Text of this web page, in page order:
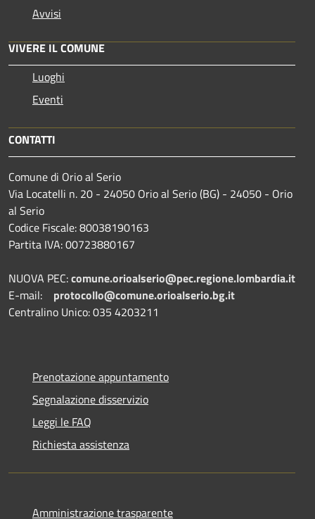
Avvisi
VIVERE IL COMUNE
Luoghi
Eventi
CONTATTI
Comune di Orio al Serio
Via Locatelli n. 20 - 24050 Orio al Serio (BG) - 24050 - Orio
al Serio
Codice Fiscale: 80038190163
Partita IVA: 00723880167
NUOVA PEC:comune.orioalserio@pec.regione.lombardia.it
E-mail: protocollo@comune.orioalserio.bg.it
Centralino Unico: 035 4203211
Prenotazione appuntamento
Segnalazione disservizio
Leggi le FAQ
Richiesta assistenza
Amministrazione trasparente